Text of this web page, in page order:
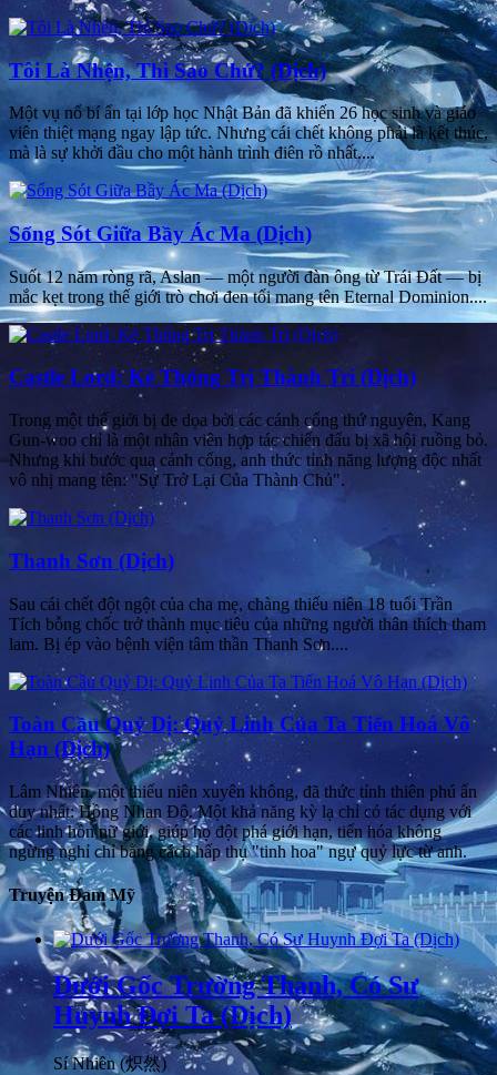
Tôi Là Nhện, Thì Sao Chứ? (Dịch)
Một vụ nổ bí ẩn tại lớp học Nhật Bản đã khiến 26 học sinh và giáo
viên thiệt mạng ngay lập tức. Nhưng cái chết không phải là kết thúc,
mà là sự khởi đầu cho một hành trình điên rồ nhất....
Sống Sót Giữa Bầy Ác Ma (Dịch)
Suốt 12 năm ròng rã, Aslan — một người đàn ông từ Trái Đất — bị
mắc kẹt trong thế giới trò chơi đen tối mang tên Eternal Dominion....
Castle Lord: Kẻ Thống Trị Thành Trì (Dịch)
Trong một thế giới bị đe dọa bởi các cánh cổng thứ nguyên, Kang
Gun-woo chỉ là một nhân viên hợp tác chiến đấu bị xã hội ruồng bỏ.
Nhưng khi bước qua cánh cổng, anh thức tỉnh năng lượng độc nhất
vô nhị mang tên: "Sự Trở Lại Của Thành Chủ".
Thanh Sơn (Dịch)
Sau cái chết đột ngột của cha mẹ, chàng thiếu niên 18 tuổi Trần
Tích bỗng chốc trở thành mục tiêu của những người thân thích tham
lam. Bị ép vào bệnh viện tâm thần Thanh Sơn....
Toàn Cầu Quỷ Dị: Quỷ Linh Của Ta Tiến Hoá Vô
Hạn (Dịch)
Lâm Nhiên, một thiếu niên xuyên không, đã thức tỉnh thiên phú ẩn
duy nhất: Hồng Nhan Độ. Một khả năng kỳ lạ chỉ có tác dụng với
các linh hồn nữ giới, giúp họ đột phá giới hạn, tiến hóa không
ngừng nghỉ chỉ bằng cách hấp thụ "tinh hoa" ngự quỷ lực từ anh.
Truyện Đam Mỹ
Dưới Gốc Trường Thanh, Có Sư
Huynh Đợi Ta (Dịch)
Sí Nhiên (炽然)